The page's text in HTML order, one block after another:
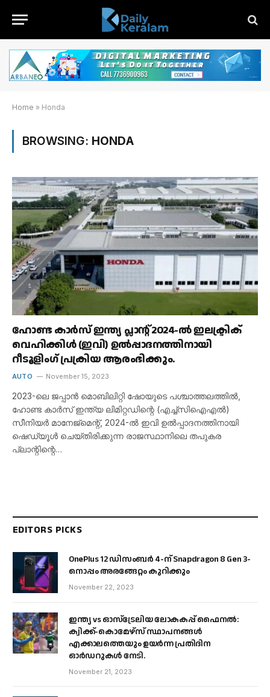
Home » Honda
BROWSING: HONDA
ഹോണ്ട കാർസ് ഇന്ത്യ പ്ലാന്റ് 2024-ൽ ഇലക്ട്രിക്
വെഹിക്കിൾ (ഇവി) ഉൽപ്പാദനത്തിനായി
റീടൂളിംഗ് പ്രക്രിയ ആരംഭിക്കും.
AUTO November 15, 2023
2023-ലെ ജപ്പാൻ മൊബിലിറ്റി ഷോയുടെ പശ്ചാത്തലത്തിൽ,
ഹോണ്ട കാർസ് ഇന്ത്യ ലിമിറ്റഡിന്റെ (എച്ച്‌സിഐഎൽ)
സീനിയർ മാനേജ്‌മെന്റ്, 2024-ൽ ഇവി ഉൽപ്പാദനത്തിനായി
ഷെഡ്യൂൾ ചെയ്‌തിരിക്കുന്ന രാജസ്ഥാനിലെ തപുകര
പ്ലാന്റിന്റെ…
EDITORS PICKS
OnePlus 12 ഡിസംബർ 4-ന് Snapdragon 8 Gen 3-
നൊപ്പം അരങ്ങേറ്റം കുറിക്കും
November 22, 2023
ഇന്ത്യ vs ഓസ്‌ട്രേലിയ ലോകകപ്പ് ഫൈനൽ:
ക്വിക്ക്-കൊമേഴ്‌സ് സ്ഥാപനങ്ങൾ
എക്കാലത്തെയും ഉയർന്ന പ്രതിദിന
ഓർഡറുകൾ നേടി.
November 21, 2023